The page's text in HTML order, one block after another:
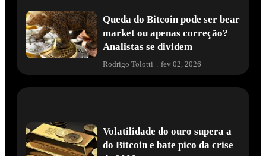
Queda do Bitcoin pode ser bear
market ou apenas correção?
Analistas se dividem
Rodrigo Tolotti . fev 02, 2026
Volatilidade do ouro supera a
do Bitcoin e bate pico da crise